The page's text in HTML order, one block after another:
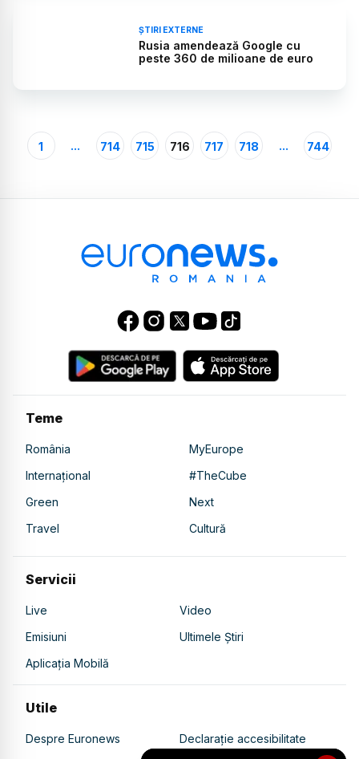
ȘTIRI EXTERNE
Rusia amendează Google cu
peste 360 de milioane de euro
1 ... 714 715 716 717 718 ... 744
Teme
România
MyEurope
Internațional
#TheCube
Green
Next
Travel
Cultură
Servicii
Live
Video
Emisiuni
Ultimele Știri
Aplicația Mobilă
Utile
Despre Euronews
Declarație accesibilitate